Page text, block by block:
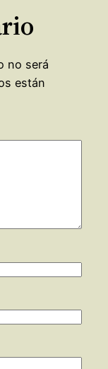
no será
están